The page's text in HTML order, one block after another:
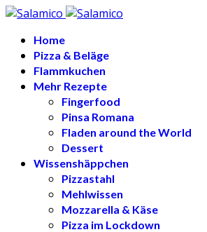
Home
Pizza & Beläge
Flammkuchen
Mehr Rezepte
Fingerfood
Pinsa Romana
Fladen around the World
Dessert
Wissenshäppchen
Pizzastahl
Mehlwissen
Mozzarella & Käse
Pizza im Lockdown